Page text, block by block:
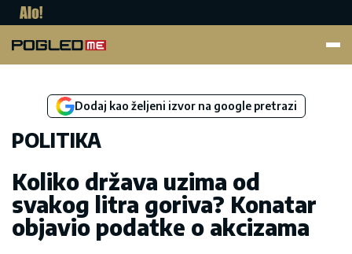
Dodaj kao željeni izvor na google pretrazi
POLITIKA
Koliko država uzima od
svakog litra goriva? Konatar
objavio podatke o akcizama